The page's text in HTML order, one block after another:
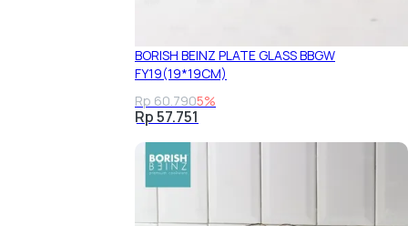
BORISH BEINZ PLATE GLASS BBGW
FY19(19*19CM)
Rp 60.7905%
Rp 57.751